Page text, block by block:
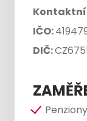
IČO:
DIČ:
Penziony